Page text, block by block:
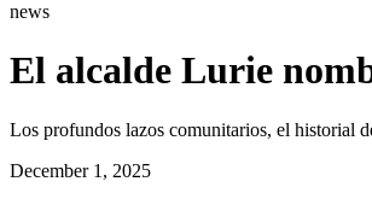
news
El alcalde Lurie
Los profundos lazos comunitarios, el historial
December 1, 2025